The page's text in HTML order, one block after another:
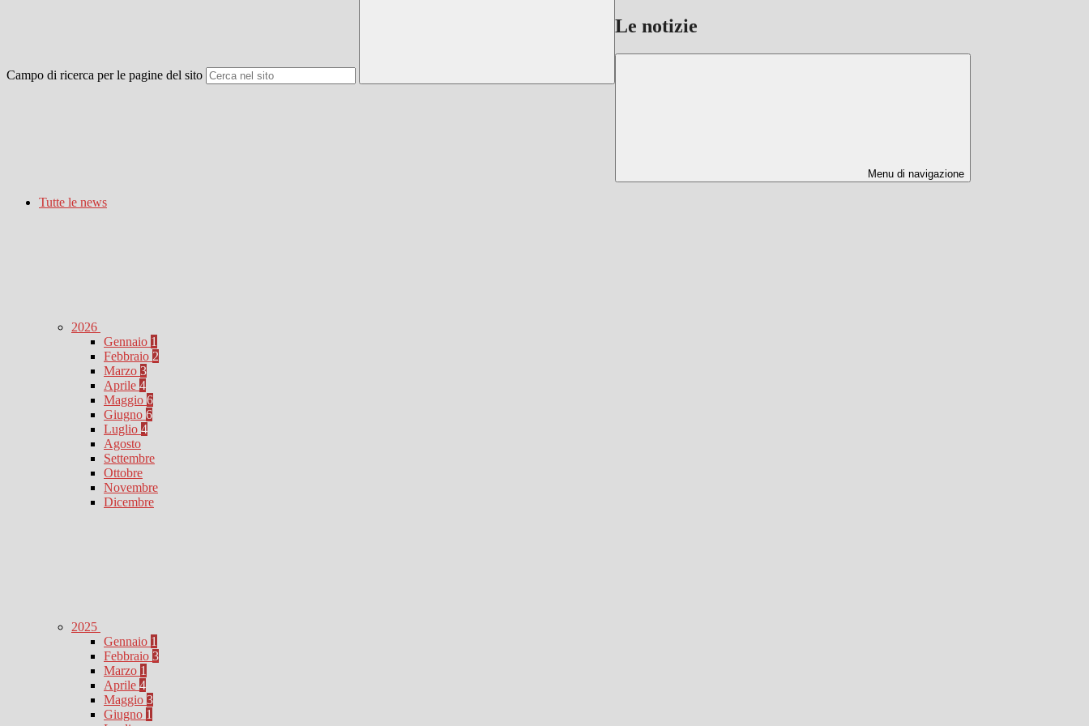
Campo di ricerca per le pagine del sito
Le notizie
Menu di navigazione
Tutte le news
2026
Gennaio 1
Febbraio 2
Marzo 3
Aprile 4
Maggio 6
Giugno 6
Luglio 4
Agosto
Settembre
Ottobre
Novembre
Dicembre
2025
Gennaio 1
Febbraio 3
Marzo 1
Aprile 4
Maggio 3
Giugno 1